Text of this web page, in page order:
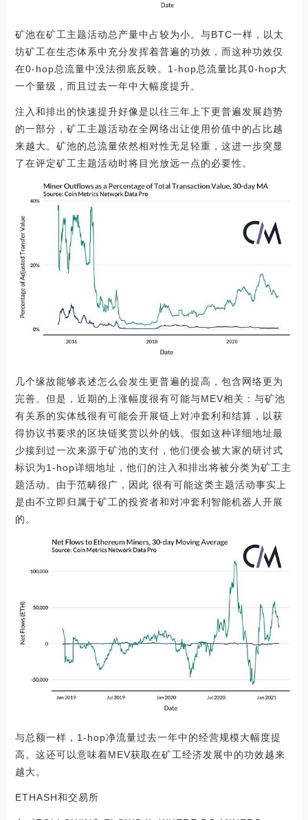
矿池在矿工主题活动总产量中占较为小。与BTC一样，以太
坊矿工在生态体系中充分发挥着普遍的功效，而这种功效仅
在0-hop总流量中没法彻底反映。1-hop总流量比其0-hop大
一个量级，而且过去一年中大幅度提升。
注入和排出的快速提升好像是以往三年上下更普遍发展趋势
的一部分，矿工主题活动在全网络出让使用价值中的占比越
来越大。矿池的总流量依然相对性无足轻重，这进一步突显
了在评定矿工主题活动时将目光放远一点的必要性。
几个缘故能够表述怎么会发生更普遍的提高，包含网络更为
完善。但是，近期的上涨幅度很有可能与MEV相关：与矿池
有关系的实体线很有可能会开展链上对冲套利和结算，以获
得协议书要求的区块链奖赏以外的钱。假如这种详细地址最
少接到过一次来源于矿池的支付，他们便会被大家的研讨式
标识为1-hop详细地址，他们的注入和排出将被分类为矿工主
题活动。由于范畴很广，因此 很有可能这类主题活动事实上
是由不立即归属于矿工的投资者和对冲套利智能机器人开展
的。
与总额一样，1-hop净流量过去一年中的经营规模大幅度提
高。这还可以意味着MEV获取在矿工经济发展中的功效越来
越大。
ETHASH和交易所